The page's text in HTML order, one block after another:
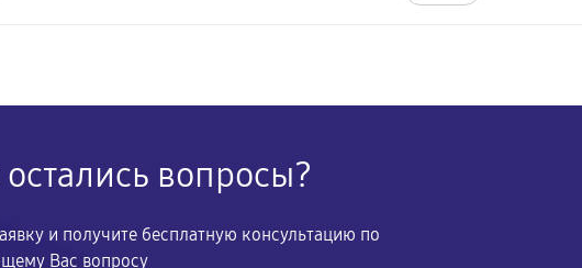
вопросы?
и получите бесплатную консультацию по
Вас вопросу